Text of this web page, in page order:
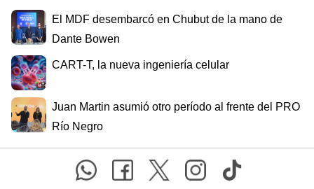
El MDF desembarcó en Chubut de la mano de
Dante Bowen
CART-T, la nueva ingeniería celular
Juan Martin asumió otro período al frente del PRO
Río Negro